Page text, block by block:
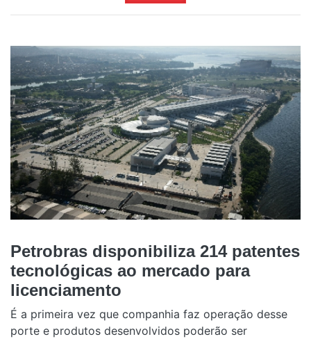
Petrobras disponibiliza 214 patentes
tecnológicas ao mercado para
licenciamento
É a primeira vez que companhia faz operação desse
porte e produtos desenvolvidos poderão ser